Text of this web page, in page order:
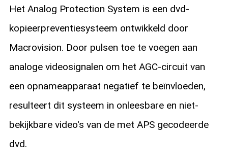
Het Analog Protection System is een dvd-
kopieerpreventiesysteem ontwikkeld door
Macrovision. Door pulsen toe te voegen aan
analoge videosignalen om het AGC-circuit van
een opnameapparaat negatief te beïnvloeden,
resulteert dit systeem in onleesbare en niet-
bekijkbare video's van de met APS gecodeerde
dvd.